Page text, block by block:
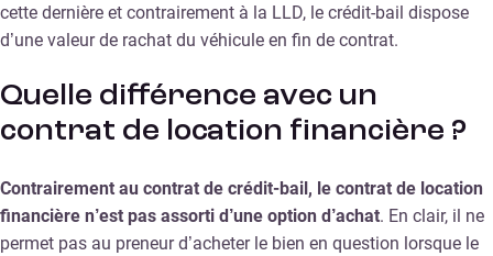
cette dernière et contrairement à la LLD, le crédit-bail dispose
d’une valeur de rachat du véhicule en fin de contrat.
Quelle différence avec un
contrat de location financière ?
Contrairement au contrat de crédit-bail, le contrat de location
financière n’est pas assorti d’une option d’achat. En clair, il ne
permet pas au preneur d’acheter le bien en question lorsque le